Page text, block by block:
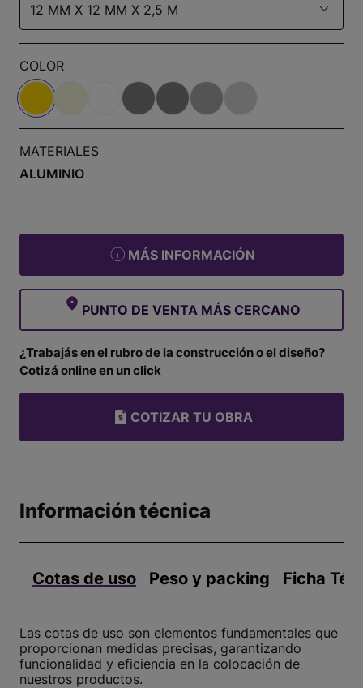
12 MM X 12 MM X 2,5 M
COLOR
MATERIALES
ALUMINIO
MÁS INFORMACIÓN
PUNTO DE VENTA MÁS CERCANO
¿Trabajás en el rubro de la construcción o el diseño?
Cotizá online en un click
COTIZAR TU OBRA
Información técnica
Cotas de uso Peso y packing Ficha
Las cotas de uso son elementos fundamentales que
proporcionan medidas precisas, garantizando
funcionalidad y eficiencia en la colocación de
nuestros productos.